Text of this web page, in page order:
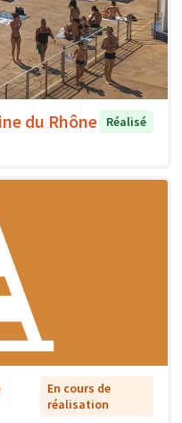
du Rhône
Réalisé
En cours de
réalisation